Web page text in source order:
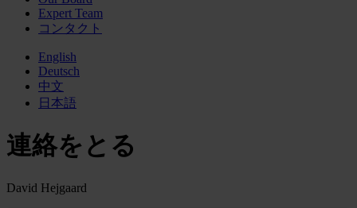
Expert Team
コンタクト
English
Deutsch
中文
日本語
連絡をとる
David Hejgaard